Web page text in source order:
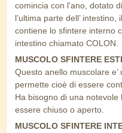
comincia con l’ano, dotato
l’ultima parte dell’
contiene lo sfintere interno
intestino chiamato COLON.
MUSCOLO SFINTERE
Questo anello muscolare
permette cioè di essere
Ha bisogno di una
essere chiuso o aperto.
MUSCOLO SFINTERE